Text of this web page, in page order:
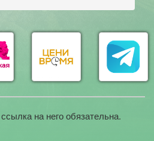
на него обязательна.